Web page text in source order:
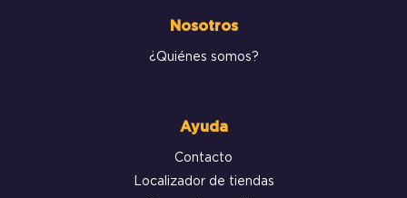
Nosotros
¿Quiénes somos?
Ayuda
Contacto
Localizador de tiendas